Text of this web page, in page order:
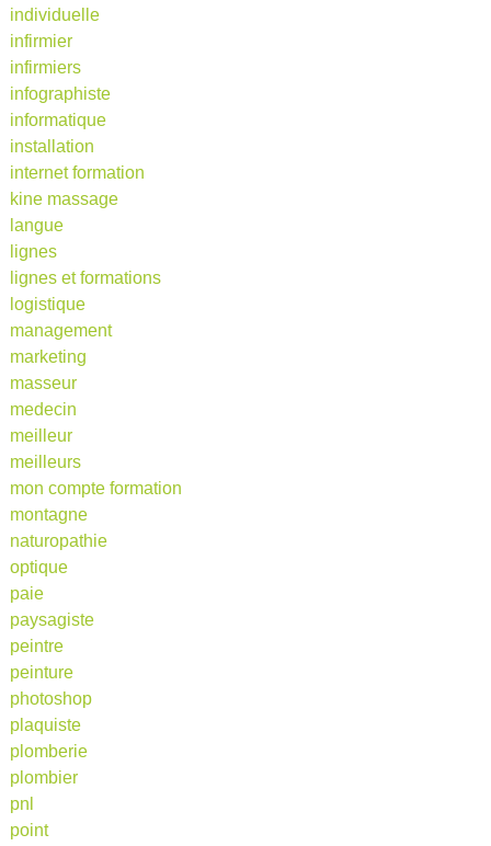
individuelle
infirmier
infirmiers
infographiste
informatique
installation
internet formation
kine massage
langue
lignes
lignes et formations
logistique
management
marketing
masseur
medecin
meilleur
meilleurs
mon compte formation
montagne
naturopathie
optique
paie
paysagiste
peintre
peinture
photoshop
plaquiste
plomberie
plombier
pnl
point